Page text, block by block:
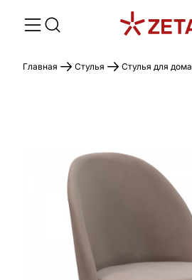
Главная Стулья Стулья для дома